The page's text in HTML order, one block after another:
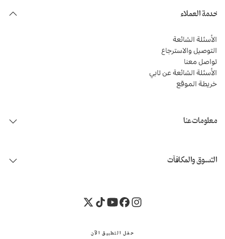
خدمة العملاء
الأسئلة الشائعة
التوصيل والاسترجاع
تواصل معنا
الأسئلة الشائعة عن تابي
خريطة الموقع
معلومات عنا
التسوق والمكافآت
حمّل التطبيق الآن